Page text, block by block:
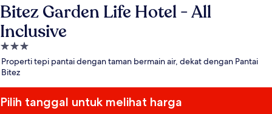
Bitez Garden Life Hotel - All
Inclusive
Properti
bintang
3.0
Properti tepi pantai dengan taman bermain air, dekat dengan Pantai
Bitez
Pilih tanggal untuk melihat harga